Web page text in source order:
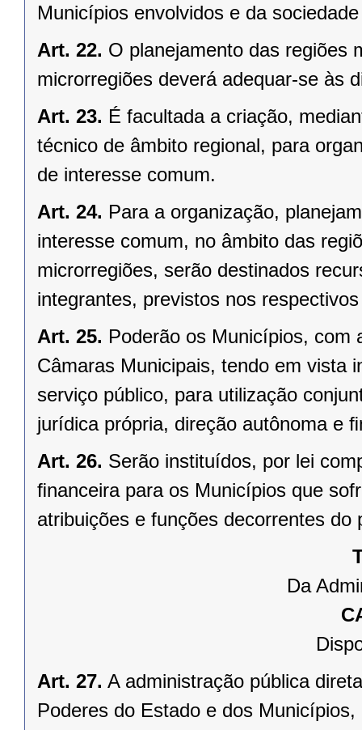
Municípios envolvidos e da
Art. 22. O planejamento das regiões
microrregiões deverá adequar-se às
Art. 23. É facultada a criação,
técnico de âmbito regional, para
de interesse comum.
Art. 24. Para a organização,
interesse comum, no âmbito das
microrregiões, serão destinados
integrantes, previstos nos
Art. 25. Poderão os Municípios, com
Câmaras Municipais, tendo em vista
serviço público, para utilização
jurídica própria, direção autônoma e
Art. 26. Serão instituídos, por lei
ﬁnanceira para os Municípios que
atribuições e funções decorrentes do
Da
Art. 27. A administração pública
Poderes do Estado e dos